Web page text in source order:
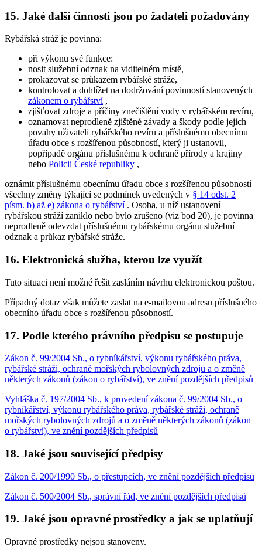
15. Jaké další činnosti jsou po žadateli požadovány
Rybářská stráž je povinna:
při výkonu své funkce:
nosit služební odznak na viditelném místě,
prokazovat se průkazem rybářské stráže,
kontrolovat a dohlížet na dodržování povinností stanovených
zákonem o rybářství,
zjišťovat zdroje a příčiny znečištění vody v rybářském revíru,
oznamovat neprodleně zjištěné závady a škody podle jejich
povahy uživateli rybářského revíru a příslušnému obecnímu
úřadu obce s rozšířenou působností, který ji ustanovil,
popřípadě orgánu příslušnému k ochraně přírody a krajiny
nebo Policii České republiky ,
oznámit příslušnému obecnímu úřadu obce s rozšířenou působností
všechny změny týkající se podmínek uvedených v § 14 odst. 2
písm. b) až e) zákona o rybářství. Osoba, u níž ustanovení
rybářskou stráží zaniklo nebo bylo zrušeno (viz bod 20), je povinna
neprodleně odevzdat příslušnému rybářskému orgánu služební
odznak a průkaz rybářské stráže.
16. Elektronická služba, kterou lze využít
Tuto situaci není možné řešit zasláním návrhu elektronickou poštou.
Případný dotaz však můžete zaslat na e-mailovou adresu příslušného
obecního úřadu obce s rozšířenou působností.
17. Podle kterého právního předpisu se postupuje
Zákon č. 99/2004 Sb., o rybníkářství, výkonu rybářského práva,
rybářské stráži, ochraně mořských rybolovných zdrojů a o změně
některých zákonů (zákon o rybářství), ve znění pozdějších předpisů
Vyhláška č. 197/2004 Sb., k provedení zákona č. 99/2004 Sb., o
rybníkářství, výkonu rybářského práva, rybářské stráži, ochraně
mořských rybolovných zdrojů a o změně některých zákonů (zákon
o rybářství), ve znění pozdějších předpisů
18. Jaké jsou související předpisy
Zákon č. 200/1990 Sb., o přestupcích, ve znění pozdějších předpisů
Zákon č. 500/2004 Sb., správní řád, ve znění pozdějších předpisů
19. Jaké jsou opravné prostředky a jak se uplatňují
Opravné prostředky nejsou stanoveny.